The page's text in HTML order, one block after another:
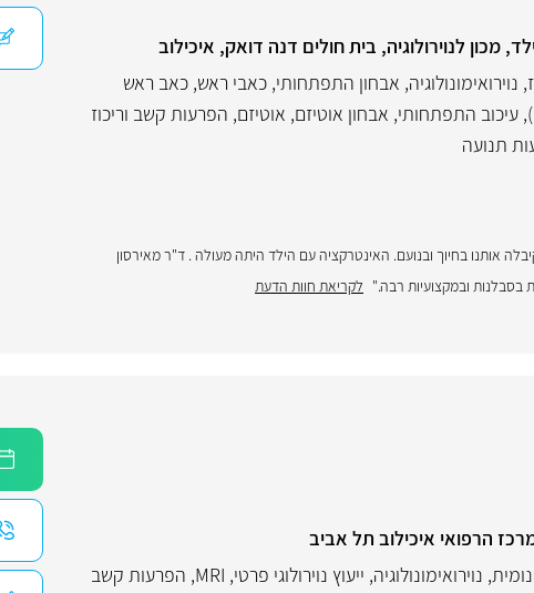
מכון לנוירולוגיה, בית חולים דנה דואק, איכילוב
, נוירואימונולוגיה, אבחון התפתחותי, כאבי ראש, כאב ראש
, עיכוב התפתחותי, אבחון אוטיזם, אוטיזם, הפרעות קשב וריכוז
תנועה
מאירסון קיבלה אותנו בחיוך ובנועם. האינטרקציה עם הילד היתה מעולה . ד"ר מאירסון
ובמקצועיות רבה." לקריאת חוות הדעת
הרפואי איכילוב תל אביב
, נוירואימונולוגיה, ייעוץ נוירולוגי פרטי,
MRI
, הפרעות קשב